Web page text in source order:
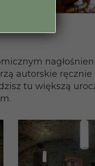
autorskie ręcznie
tu większą